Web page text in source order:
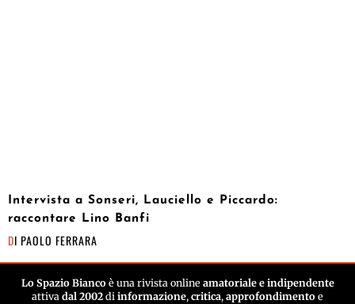
Intervista a Sonseri, Lauciello e Piccardo:
raccontare Lino Banfi
DI PAOLO FERRARA
Lo Spazio Biancoè una rivista online amatoriale e indipendente
attiva dal 2002 di informazione, critica, approfondimento e